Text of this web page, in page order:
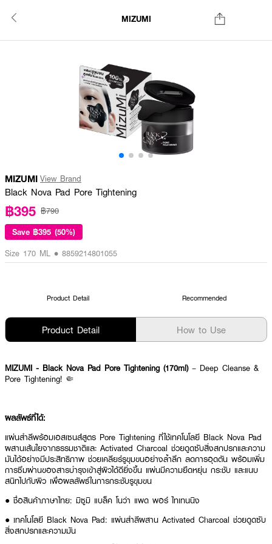
MIZUMI
MIZUMI View Brand
Black Nova Pad Pore Tightening
฿395 ฿790
Save ฿395 (50%)
Size 170 ML • 8859214801055
Product Detail Recommended
Product Detail How to Use
MIZUMI - Black Nova Pad Pore Tightening (170ml) – Deep Cleanse &
Pore Tightening! 🤏
ผลลัพธ์ที่ได้:
แผ่นสำลีพร้อมเอสเซนส์สูตร Pore Tightening ที่ใช้เทคโนโลยี Black Nova Pad
ผสานเส้นใยจากธรรมชาติและ Activated Charcoal ช่วยดูดซับสิ่งสกปรกและความ
มันได้อย่างมีประสิทธิภาพ ช่วยเคลียร์รูขุมขนอย่างล้ำลึก ลดการอุดตัน พร้อมเพิ่ม
การซึมผ่านของสารบำรุงเข้าสู่ผิวได้ดียิ่งขึ้น แผ่นมีความยืดหยุ่น กระชับ และแนบ
สนิทไปกับผิว เพื่อผลลัพธ์ในการกระชับรูขุมขน
● ชื่อสินค้าภาษาไทย: มิซูมิ แบล็ค โนว่า แพด พอร์ ไทเทนนิง
● เทคโนโลยี Black Nova Pad: แผ่นสำลีผสาน Activated Charcoal ช่วยดูดซับ
สิ่งสกปรกและความมัน